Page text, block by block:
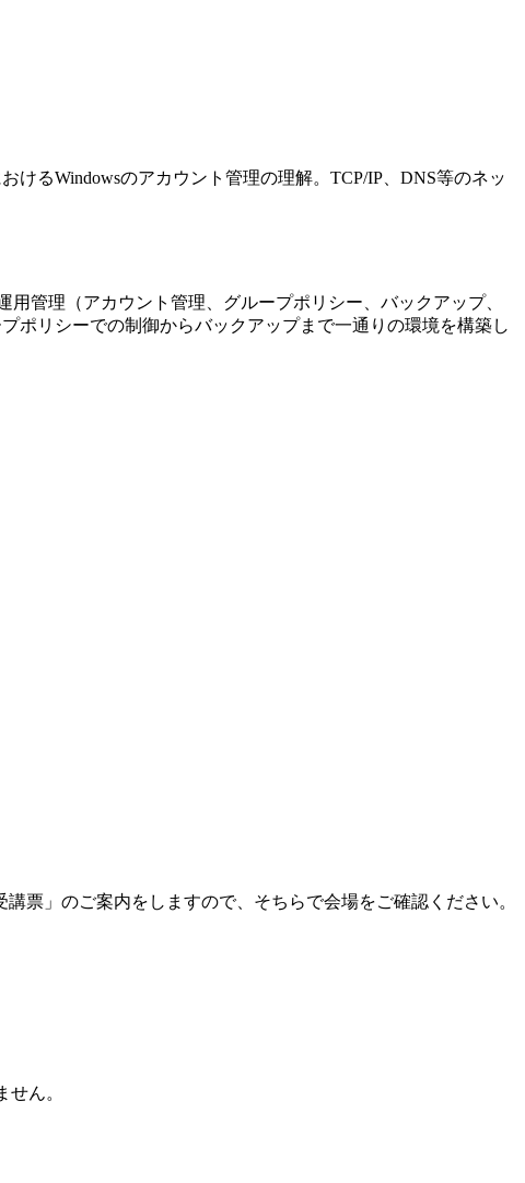
けるWindowsのアカウント管理の理解。TCP/IP、DNS等のネッ
管理（アカウント管理、グループポリシー、バックアップ、
ポリシーでの制御からバックアップまで一通りの環境を構築し
票」のご案内をしますので、そちらで会場をご確認ください。
せん。